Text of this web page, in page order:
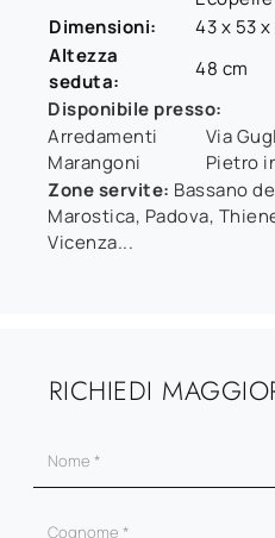
Dimensioni:
43 x 53
Altezza
seduta:
48 cm
Disponibile presso:
Arredamenti
Marangoni
Via
Pietro
Zone servite: Bassano
Marostica, Padova,
Vicenza...
RICHIEDI